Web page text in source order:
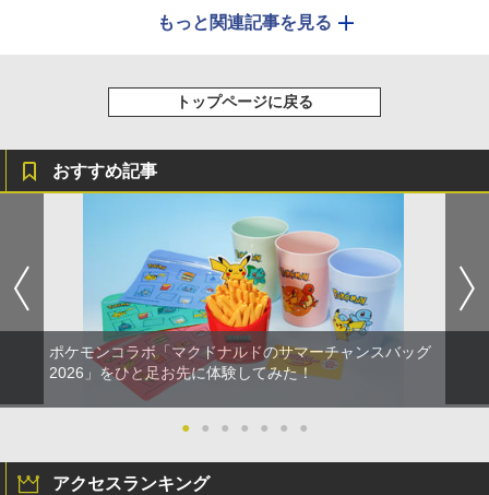
もっと関連記事を見る
トップページに戻る
おすすめ記事
ポケモンコラボ「マクドナルドのサマーチャンスバッグ
2026」をひと足お先に体験してみた！
● ● ● ● ● ● ●
アクセスランキング